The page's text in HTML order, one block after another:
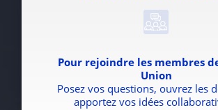
Pour rejoindre les membres
Union
Posez vos questions, ouvrez les
apportez vos idées